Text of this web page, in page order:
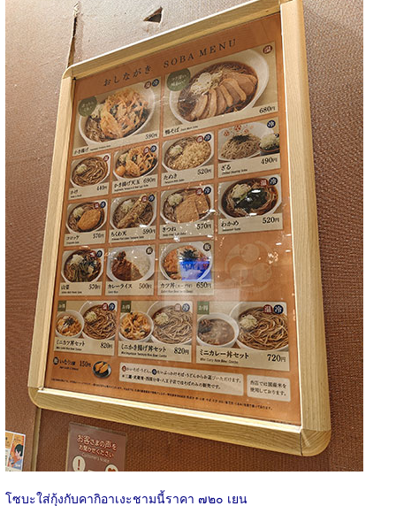
โซบะใส่กุ้งกับคากิอาเงะชามนี้ราคา ๗๒๐ เยน